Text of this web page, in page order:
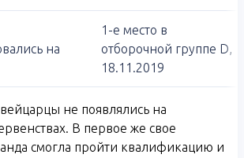
на
1-е место в
отборочной группе D,
18.11.2019
не появлялись на
В первое же свое
смогла пройти квалификацию и